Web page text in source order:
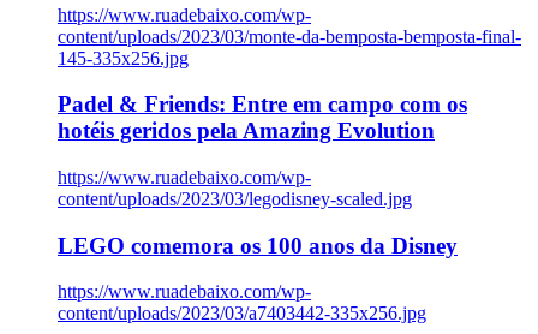
https://www.ruadebaixo.com/wp-
content/uploads/2023/03/monte-da-bemposta-bemposta-final-
145-335x256.jpg
Padel & Friends: Entre em campo com os
hotéis geridos pela Amazing Evolution
https://www.ruadebaixo.com/wp-
content/uploads/2023/03/legodisney-scaled.jpg
LEGO comemora os 100 anos da Disney
https://www.ruadebaixo.com/wp-
content/uploads/2023/03/a7403442-335x256.jpg